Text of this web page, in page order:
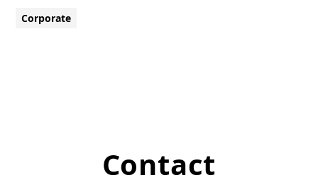
Corporate
Contact